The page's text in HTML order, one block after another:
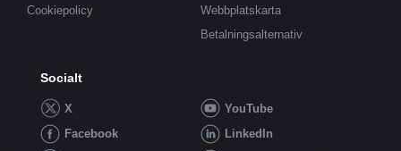
Cookiepolicy
Webbplatskarta
Betalningsalternativ
Socialt
X
YouTube
Facebook
LinkedIn